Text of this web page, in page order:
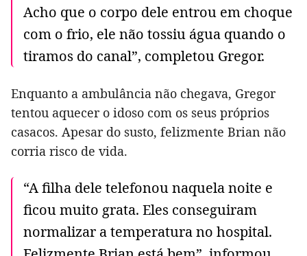
Acho que o corpo dele entrou em choque
com o frio, ele não tossiu água quando o
tiramos do canal”, completou Gregor.
Enquanto a ambulância não chegava, Gregor
tentou aquecer o idoso com os seus próprios
casacos. Apesar do susto, felizmente Brian não
corria risco de vida.
“A filha dele telefonou naquela noite e
ficou muito grata. Eles conseguiram
normalizar a temperatura no hospital.